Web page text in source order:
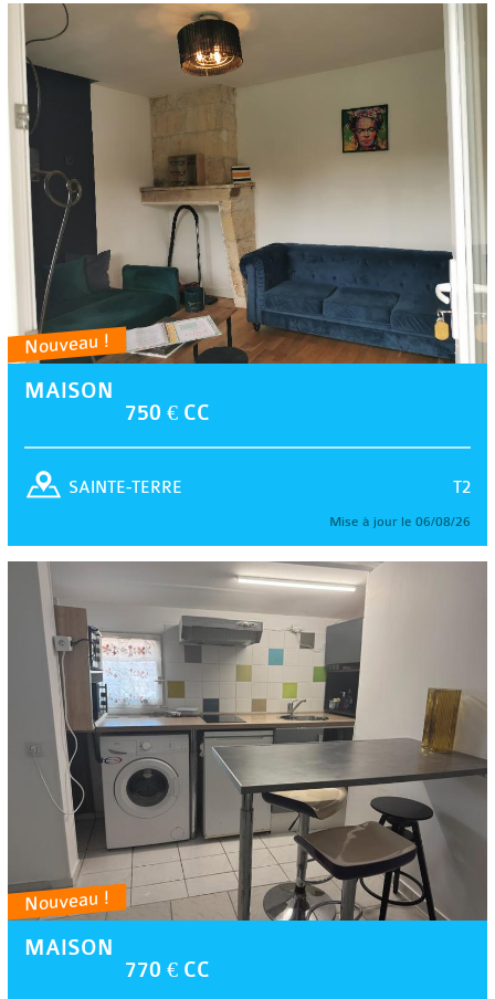
Nouveau !
MAISON
750 € CC
T2
SAINTE-TERRE
Mise à jour le 06/08/26
Nouveau !
MAISON
770 € CC